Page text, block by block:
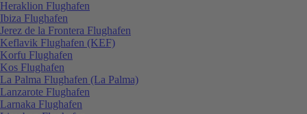
Heraklion Flughafen
Ibiza Flughafen
Jerez de la Frontera Flughafen
Keflavik Flughafen (KEF)
Korfu Flughafen
Kos Flughafen
La Palma Flughafen (La Palma)
Lanzarote Flughafen
Larnaka Flughafen